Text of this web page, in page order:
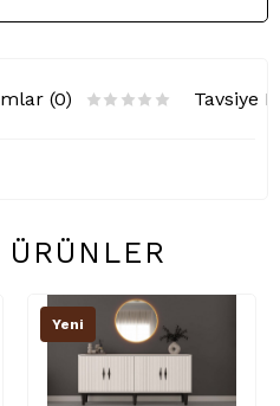
(0) Tavsiye
Yeni